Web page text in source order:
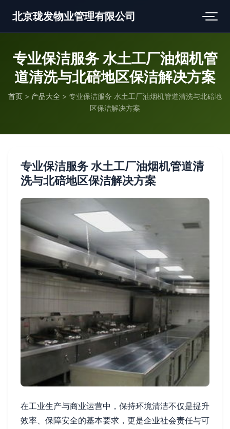
北京珑发物业管理有限公司
专业保洁服务 水土工厂油烟机管
道清洗与北碚地区保洁解决方案
首页 > 产品大全 > 专业保洁服务 水土工厂油烟机管道清洗与北碚地
区保洁解决方案
专业保洁服务 水土工厂油烟机管道清
洗与北碚地区保洁解决方案
在工业生产与商业运营中，保持环境清洁不仅是提升
效率、保障安全的基本要求，更是企业社会责任与可